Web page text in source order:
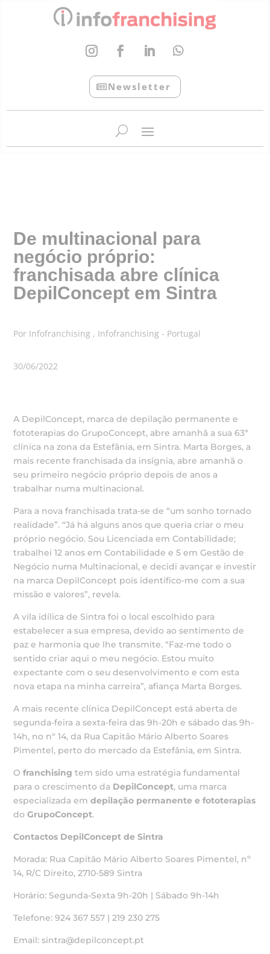
Newsletter
De multinacional para
negócio próprio:
franchisada abre clínica
DepilConcept em Sintra
Por Infofranchising , Infofranchising - Portugal
30/06/2022
A DepilConcept, marca de depilação permanente e
fototerapias do GrupoConcept, abre amanhã a sua 63ª
clínica na zona da Estefânia, em Sintra. Marta Borges, a
mais recente franchisada da insígnia, abre amanhã o
seu primeiro negócio próprio depois de anos a
trabalhar numa multinacional.
Para a nova franchisada trata-se de “um sonho tornado
realidade”. “Já há alguns anos que queria criar o meu
próprio negócio. Sou Licenciada em Contabilidade;
trabalhei 12 anos em Contabilidade e 5 em Gestão de
Negócio numa Multinacional, e decidi avançar e investir
na marca DepilConcept pois identifico-me com a sua
missão e valores”, revela.
A vila idílica de Sintra foi o local escolhido para
estabelecer a sua empresa, devido ao sentimento de
paz e harmonia que lhe transmite. “Faz-me todo o
sentido criar aqui o meu negócio. Estou muito
expectante com o seu desenvolvimento e com esta
nova etapa na minha carreira”, afiança Marta Borges.
A mais recente clínica DepilConcept está aberta de
segunda-feira a sexta-feira das 9h-20h e sábado das 9h-
14h, no nº 14, da Rua Capitão Mário Alberto Soares
Pimentel, perto do mercado da Estefânia, em Sintra.
Ofranchising tem sido uma estratégia fundamental
para o crescimento da DepilConcept, uma marca
especializada emdepilação permanente e fototerapias
doGrupoConcept.
Contactos DepilConcept de Sintra
Morada: Rua Capitão Mário Alberto Soares Pimentel, nº
14, R/C Direito, 2710-589 Sintra
Horário: Segunda-Sexta 9h-20h | Sábado 9h-14h
Telefone: 924 367 557 | 219 230 275
Email: sintra@depilconcept.pt